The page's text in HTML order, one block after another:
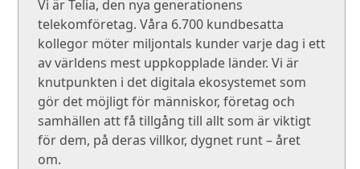
Vi är Telia, den nya generationens
telekomföretag. Våra 6.700 kundbesatta
kollegor möter miljontals kunder varje dag i ett
av världens mest uppkopplade länder. Vi är
knutpunkten i det digitala ekosystemet som
gör det möjligt för människor, företag och
samhällen att få tillgång till allt som är viktigt
för dem, på deras villkor, dygnet runt – året
om.